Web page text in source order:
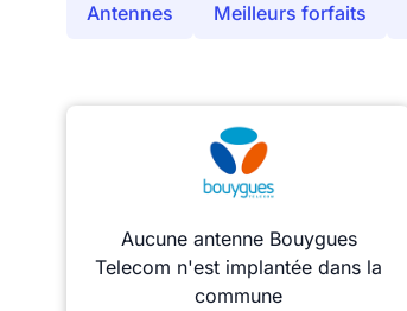
Antennes Meilleurs forfaits
Aucune antenne Bouygues
Telecom n'est implantée dans la
commune